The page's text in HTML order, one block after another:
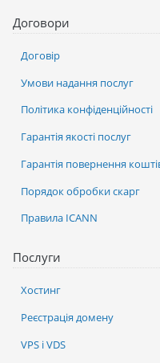
Послуги
Хостинг
Реєстрація домену
VPS і VDS
Договори
Договір
Умови надання послуг
Політика конфіденційності
Гарантія якості послуг
Гарантія повернення
Порядок обробки скарг
Правила ICANN